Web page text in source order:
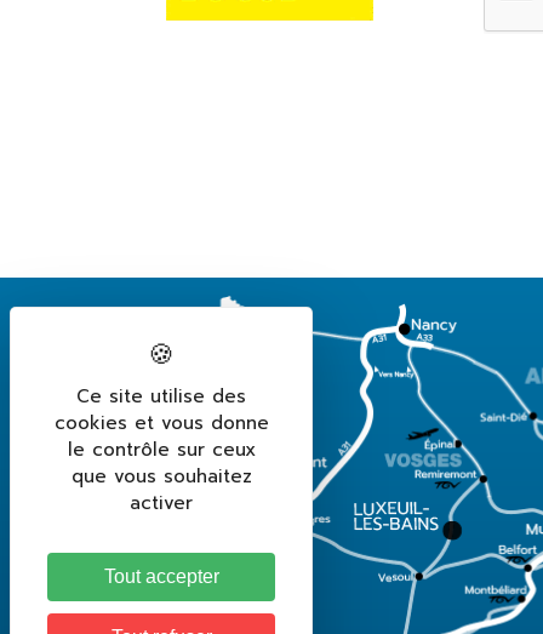
Ce site utilise des
cookies et vous donne
le contrôle sur ceux
que vous souhaitez
activer
Tout accepter